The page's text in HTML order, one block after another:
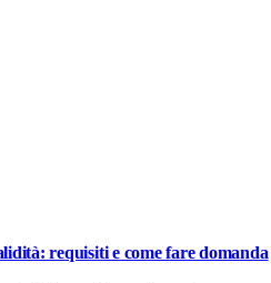
requisiti e come fare domanda